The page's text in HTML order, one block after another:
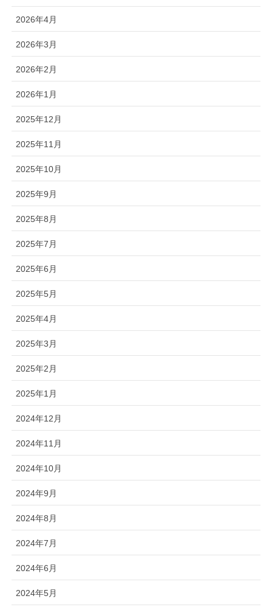
2026年4月
2026年3月
2026年2月
2026年1月
2025年12月
2025年11月
2025年10月
2025年9月
2025年8月
2025年7月
2025年6月
2025年5月
2025年4月
2025年3月
2025年2月
2025年1月
2024年12月
2024年11月
2024年10月
2024年9月
2024年8月
2024年7月
2024年6月
2024年5月